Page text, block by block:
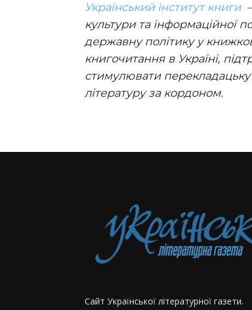
Український інститут книги
культури та інформаційної
державну політику у
книгочитання в Україні,
стимулювати перекладацьку
літературу за кордоном.
Сайт Української літературної газети.